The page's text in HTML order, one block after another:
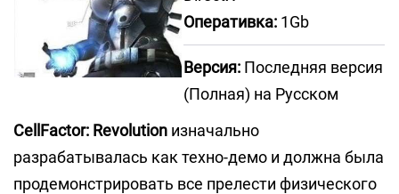
Оперативка: 1Gb
Версия: Последняя версия
(Полная) на Русском
CellFactor: Revolution изначально
разрабатывалась как техно-демо и должна была
продемонстрировать все прелести физического